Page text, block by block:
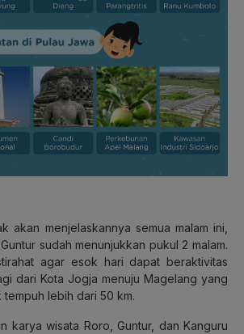
akan menjelaskannya semua malam ini,
sudah menunjukkan pukul 2 malam.
agar esok hari dapat beraktivitas
dari Kota Jogja menuju Magelang yang
tempuh lebih dari 50 km.
karya wisata Roro, Guntur, dan Kanguru